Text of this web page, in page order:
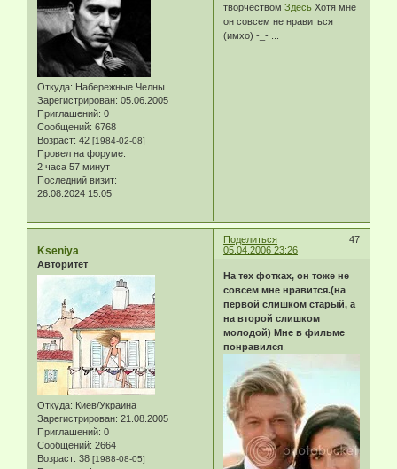
Откуда: Набережные Челны
Зарегистрирован: 05.06.2005
Приглашений: 0
Сообщений: 6768
Возраст: 42 [1984-02-08]
Провел на форуме:
2 часа 57 минут
Последний визит:
26.08.2024 15:05
творчествомЗдесь Хотя мне
он совсем не нравиться
(имхо) -_- ...
Поделиться
47
05.04.2006 23:26
Kseniya
Авторитет
Откуда: Киев/Украина
Зарегистрирован: 21.08.2005
Приглашений: 0
Сообщений: 2664
Возраст: 38 [1988-08-05]
На тех фотках, он тоже не
совсем мне нравится.(на
первой слишком старый, а
на второй слишком
молодой) Мне в фильме
понравился